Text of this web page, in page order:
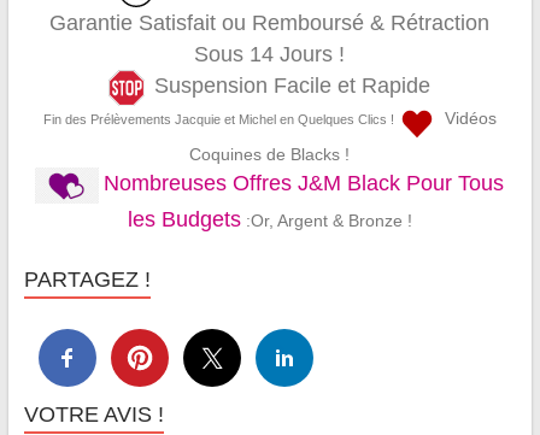
Garantie Satisfait ou Remboursé & Rétraction
Sous 14 Jours !
Suspension Facile et Rapide
Fin des Prélèvements Jacquie et Michel en Quelques Clics !
Vidéos
Coquines de Blacks !
Nombreuses Offres J&M Black Pour Tous
les Budgets:Or, Argent & Bronze !
PARTAGEZ !
VOTRE AVIS !